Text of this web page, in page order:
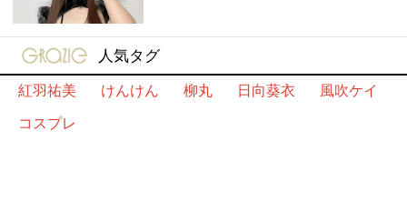
gravure-grazie
人気タグ
紅羽祐美
けんけん 柳丸 日向葵衣
風吹ケイ
コスプレ